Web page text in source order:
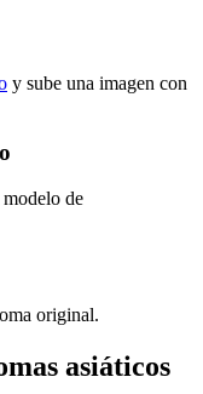
y sube una imagen con
de
original.
asiáticos